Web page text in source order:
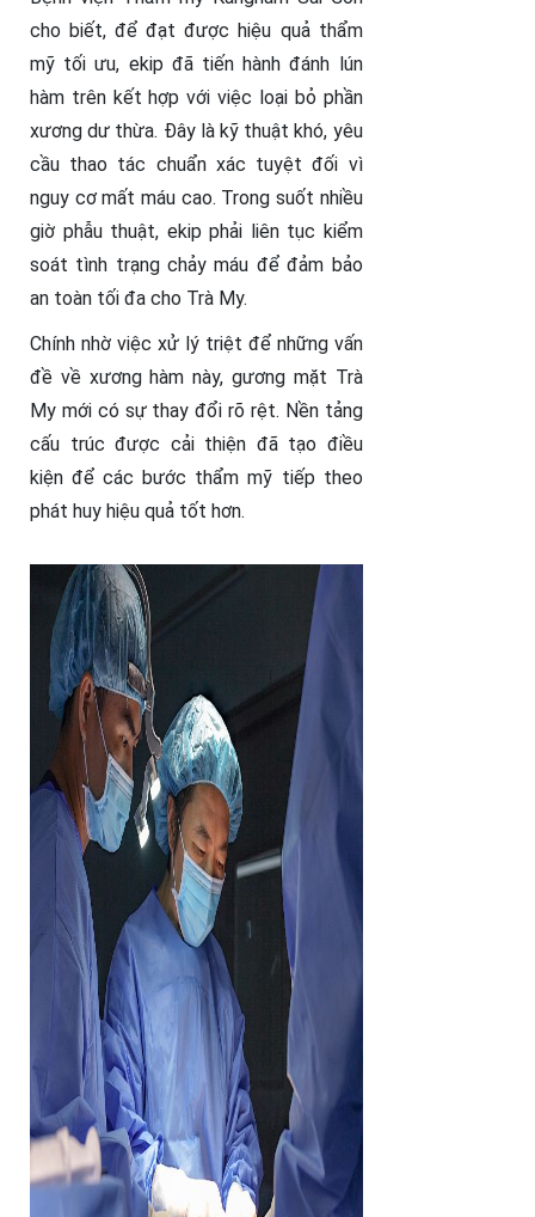
cho biết, để đạt được hiệu quả thẩm
mỹ tối ưu, ekip đã tiến hành đánh lún
hàm trên kết hợp với việc loại bỏ phần
xương dư thừa. Đây là kỹ thuật khó, yêu
cầu thao tác chuẩn xác tuyệt đối vì
nguy cơ mất máu cao. Trong suốt nhiều
giờ phẫu thuật, ekip phải liên tục kiểm
soát tình trạng chảy máu để đảm bảo
an toàn tối đa cho Trà My.
Chính nhờ việc xử lý triệt để những vấn
đề về xương hàm này, gương mặt Trà
My mới có sự thay đổi rõ rệt. Nền tảng
cấu trúc được cải thiện đã tạo điều
kiện để các bước thẩm mỹ tiếp theo
phát huy hiệu quả tốt hơn.